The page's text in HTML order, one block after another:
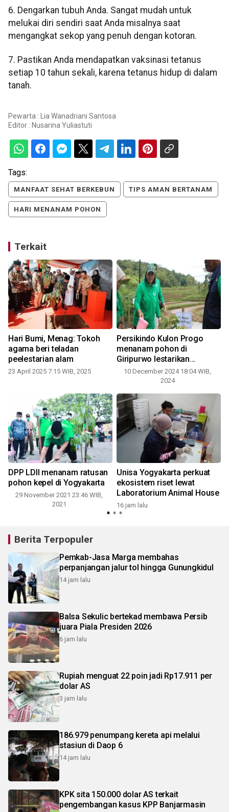
6. Dengarkan tubuh Anda. Sangat mudah untuk
melukai diri sendiri saat Anda misalnya saat
mengangkat sekop yang penuh dengan kotoran.
7. Pastikan Anda mendapatkan vaksinasi tetanus
setiap 10 tahun sekali, karena tetanus hidup di dalam
tanah.
Pewarta : Lia Wanadriani Santosa
Editor : Nusarina Yuliastuti
Tags:
MANFAAT SEHAT BERKEBUN TIPS AMAN BERTANAM
HARI MENANAM POHON
Terkait
Hari Bumi, Menag: Tokoh
agama beri teladan
peelestarian alam
23 April 2025 7:15 WIB, 2025
Persikindo Kulon Progo
menanam pohon di
Giripurwo lestarikan
lingkungan
10 December 2024 18:04 WIB,
2024
DPP LDII menanam ratusan
pohon kepel di Yogyakarta
29 November 2021 23:46 WIB,
2021
Unisa Yogyakarta perkuat
ekosistem riset lewat
Laboratorium Animal House
16 jam lalu
Berita Terpopuler
Pemkab-Jasa Marga membahas
perpanjangan jalur tol hingga Gunungkidul
14 jam lalu
Balsa Sekulic bertekad membawa Persib
juara Piala Presiden 2026
6 jam lalu
Rupiah menguat 22 poin jadi Rp17.911 per
dolar AS
3 jam lalu
186.979 penumpang kereta api melalui
stasiun di Daop 6
14 jam lalu
KPK sita 150.000 dolar AS terkait
pengembangan kasus KPP Banjarmasin